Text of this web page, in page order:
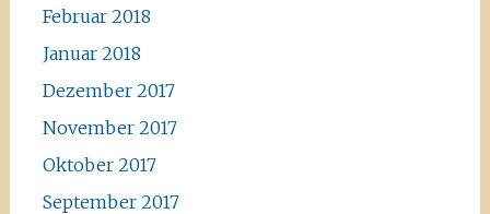
Februar 2018
Januar 2018
Dezember 2017
November 2017
Oktober 2017
September 2017